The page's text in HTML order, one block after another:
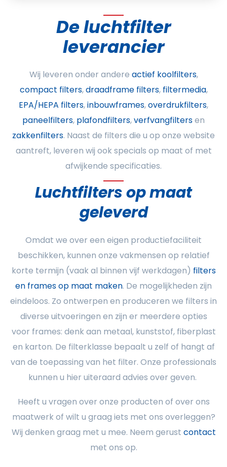
De luchtfilter
leverancier
Wij leveren onder andere actief koolfilters,
compact filters,draadframe filters, filtermedia,
EPA/HEPA filters,inbouwframes,overdrukfilters,
paneelfilters, plafondfilters,verfvangfiltersen
zakkenfilters. Naast de filters die u op onze website
aantreft, leveren wij ook specials op maat of met
afwijkende specificaties.
Luchtfilters op maat
geleverd
Omdat we over een eigen productiefaciliteit
beschikken, kunnen onze vakmensen op relatief
korte termijn (vaak al binnen vijf werkdagen) filters
en frames op maat maken. De mogelijkheden zijn
eindeloos. Zo ontwerpen en produceren we filters in
diverse uitvoeringen en zijn er meerdere opties
voor frames: denk aan metaal, kunststof, fiberplast
en karton. De filterklasse bepaalt u zelf of hangt af
van de toepassing van het filter. Onze professionals
kunnen u hier uiteraard advies over geven.
Heeft u vragen over onze producten of over ons
maatwerk of wilt u graag iets met ons overleggen?
Wij denken graag met u mee. Neem gerust contact
met ons op.